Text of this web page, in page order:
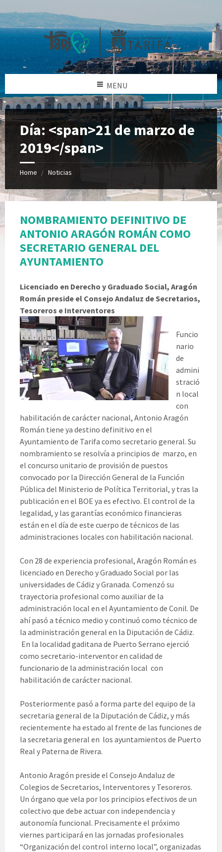
MENU
Día: <span>21 de marzo de
2019</span>
Home Noticias
NOMBRAMIENTO DEFINITIVO DE
ANTONIO ARAGÓN ROMÁN COMO
SECRETARIO GENERAL DEL
AYUNTAMIENTO
Licenciado en Derecho y Graduado Social, Aragón
Román preside el Consejo Andaluz de Secretarios,
Tesoreros e Interventores
Funcio
nario
de
admini
stració
n local
con
habilitación de carácter nacional, Antonio Aragón
Román tiene ya destino definitivo en el
Ayuntamiento de Tarifa como secretario general. Su
nombramiento se resolvía a principios de marzo, en
el concurso unitario de provisión de puestos
convocado por la Dirección General de la Función
Pública del Ministerio de Política Territorial, y tras la
publicación en el BOE ya es efectivo. El control de la
legalidad, y las garantías económico financieras
están en el día de este cuerpo de técnicos de las
administraciones locales con habilitación nacional.
Con 28 de experiencia profesional, Aragón Román es
licenciado en Derecho y Graduado Social por las
universidades de Cádiz y Granada. Comenzó su
trayectoria profesional como auxiliar de la
administración local en el Ayuntamiento de Conil. De
ahí pasó a técnico medio y continuó como técnico de
la administración general en la Diputación de Cádiz.
En la localidad gaditana de Puerto Serrano ejerció
como secretario-interventor en calidad de
funcionario de la administración local con
habilitación de carácter nacional.
Posteriormente pasó a forma parte del equipo de la
secretaria general de la Diputación de Cádiz, y más
recientemente ha estado al frente de las funciones de
la secretaria general en los ayuntamientos de Puerto
Real y Paterna de Rivera.
Antonio Aragón preside el Consejo Andaluz de
Colegios de Secretarios, Interventores y Tesoreros.
Un órgano que vela por los principios efectivos de un
colectivo que debe actuar con independencia y
autonomía funcional. Precisamente el próximo
viernes participará en las jornadas profesionales
“Organización del control interno local”, organizadas